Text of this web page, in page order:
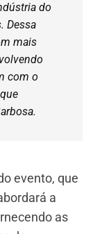
do
Dessa
mais
com o
evento, que
a
as